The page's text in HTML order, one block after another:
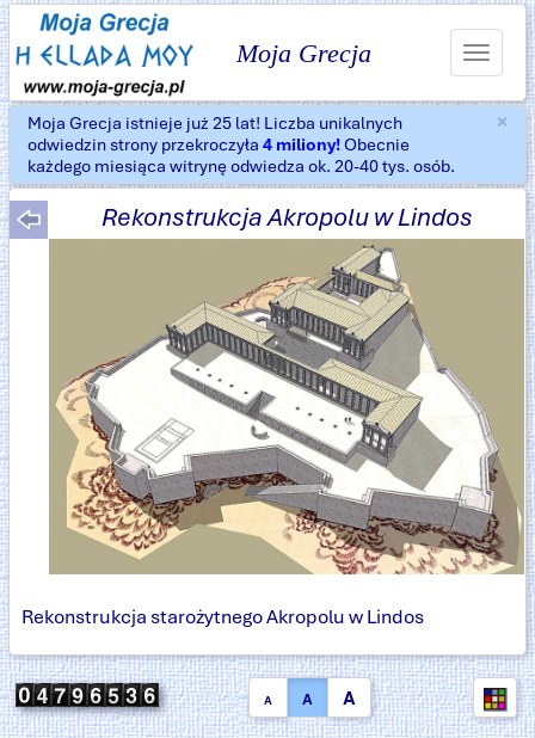
Moja Grecja
Toggle
×
Moja Grecja istnieje już 25 lat! Liczba unikalnych
odwiedzin strony przekroczyła 4 miliony!Obecnie
każdego miesiąca witrynę odwiedza ok. 20-40 tys. osób.
Rekonstrukcja Akropolu w Lindos
Rekonstrukcja starożytnego Akropolu w Lindos
A A A